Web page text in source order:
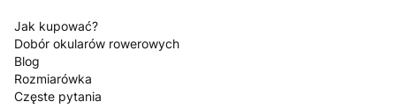
Jak kupować?
Dobór okularów rowerowych
Blog
Rozmiarówka
Częste pytania